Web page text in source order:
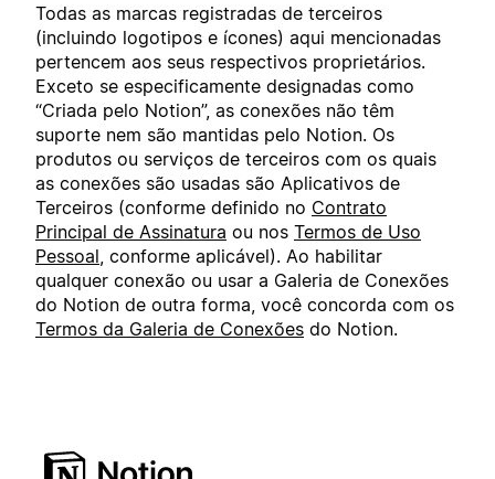
Todas as marcas registradas de terceiros
(incluindo logotipos e ícones) aqui mencionadas
pertencem aos seus respectivos proprietários.
Exceto se especificamente designadas como
“Criada pelo Notion”, as conexões não têm
suporte nem são mantidas pelo Notion. Os
produtos ou serviços de terceiros com os quais
as conexões são usadas são Aplicativos de
Terceiros (conforme definido no Contrato
Principal de Assinatura ou nos Termos de Uso
Pessoal , conforme aplicável). Ao habilitar
qualquer conexão ou usar a Galeria de Conexões
do Notion de outra forma, você concorda com os
Termos da Galeria de Conexões do Notion.